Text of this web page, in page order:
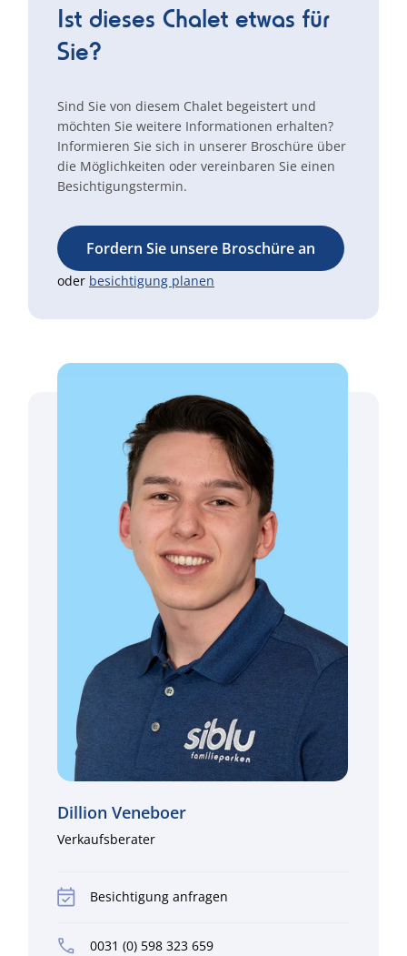
Ist dieses Chalet etwas für
Sie?
Sind Sie von diesem Chalet begeistert und
möchten Sie weitere Informationen erhalten?
Informieren Sie sich in unserer Broschüre über
die Möglichkeiten oder vereinbaren Sie einen
Besichtigungstermin.
Fordern Sie unsere Broschüre an
oder besichtigung planen
Dillion Veneboer
Verkaufsberater
Besichtigung anfragen
0031 (0) 598 323 659